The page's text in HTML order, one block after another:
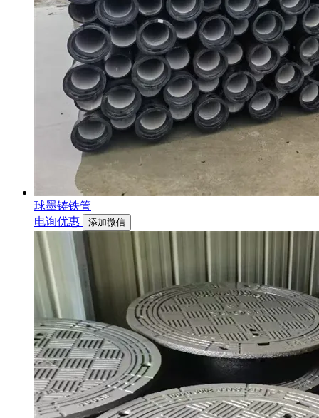
球墨铸铁管
电询优惠
添加微信